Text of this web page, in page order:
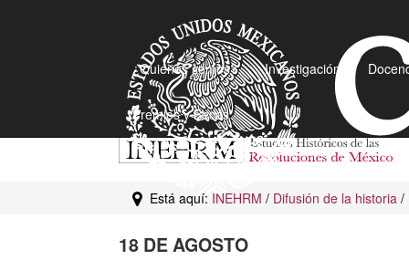
¿Quiénes somos? Investigación
Premios y Becas
Está aquí: INEHRM / Difusión de la historia /
18 DE AGOSTO